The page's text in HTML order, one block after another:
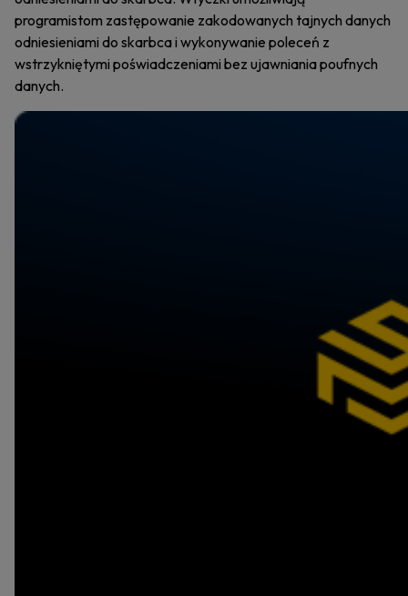
programistom zastępowanie zakodowanych tajnych danych
odniesieniami do skarbca i wykonywanie poleceń z
wstrzykniętymi poświadczeniami bez ujawniania poufnych
danych.